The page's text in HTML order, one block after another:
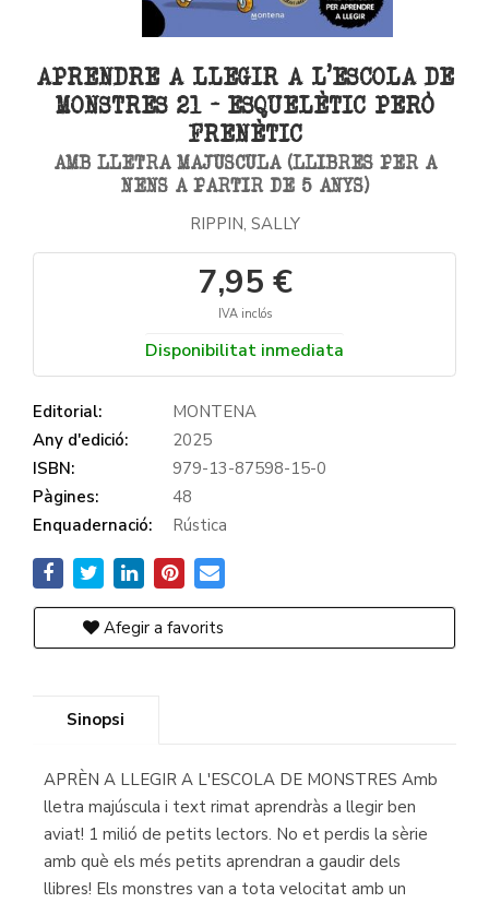
APRENDRE A LLEGIR A L'ESCOLA DE
MONSTRES 21 - ESQUELÈTIC PERÒ
FRENÈTIC
AMB LLETRA MAJUSCULA (LLIBRES PER A
NENS A PARTIR DE 5 ANYS)
RIPPIN, SALLY
7,95 €
IVA inclós
Disponibilitat inmediata
Editorial:
MONTENA
Any d'edició:
2025
ISBN:
979-13-87598-15-0
Pàgines:
48
Enquadernació:
Rústica
Afegir a favorits
Sinopsi
APRÈN A LLEGIR A L'ESCOLA DE MONSTRES Amb
lletra majúscula i text rimat aprendràs a llegir ben
aviat! 1 milió de petits lectors. No et perdis la sèrie
amb què els més petits aprendran a gaudir dels
llibres! Els monstres van a tota velocitat amb un